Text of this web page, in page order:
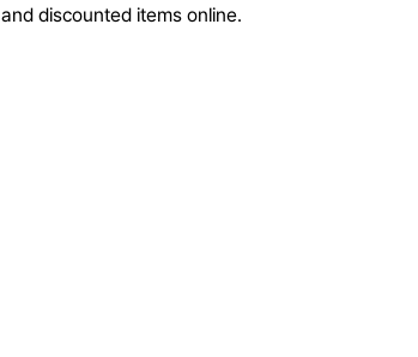
and discounted items online.